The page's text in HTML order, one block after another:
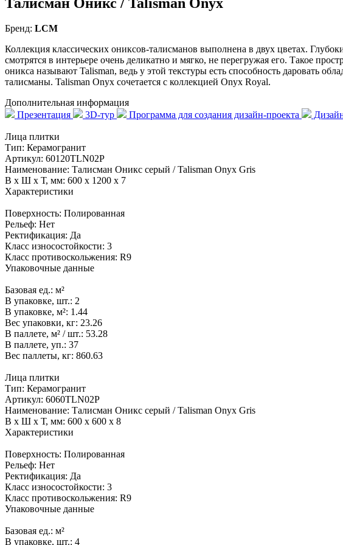
Бренд: LCM
Коллекция классических ониксов-талисманов выполнена в двух цветах.
смотрятся в интерьере очень деликатно и мягко, не перегружая его. Такое
оникса называют Talisman, ведь у этой текстуры есть способность даровать
талисманы. Talisman Onyx сочетается с коллекцией Onyx Royal.
Дополнительная информация
Презентация
3D-тур Программа для создания дизайн-проекта
Лица плитки
Тип: Керамогранит
Артикул: 60120TLN02P
Наименование: Талисман Оникс серый / Talisman Onyx Gris
В x Ш x Т, мм: 600 x 1200 x 7
Характеристики
Поверхность: Полированная
Рельеф: Нет
Ректификация: Да
Класс износостойкости: 3
Класс противоскольжения: R9
Упаковочные данные
Базовая ед.: м²
В упаковке, шт.: 2
В упаковке, м²: 1.44
Вес упаковки, кг: 23.26
В паллете, м² / шт.: 53.28
В паллете, уп.: 37
Вес паллеты, кг: 860.63
Лица плитки
Тип: Керамогранит
Артикул: 6060TLN02P
Наименование: Талисман Оникс серый / Talisman Onyx Gris
В x Ш x Т, мм: 600 x 600 x 8
Характеристики
Поверхность: Полированная
Рельеф: Нет
Ректификация: Да
Класс износостойкости: 3
Класс противоскольжения: R9
Упаковочные данные
Базовая ед.: м²
В упаковке, шт.: 4